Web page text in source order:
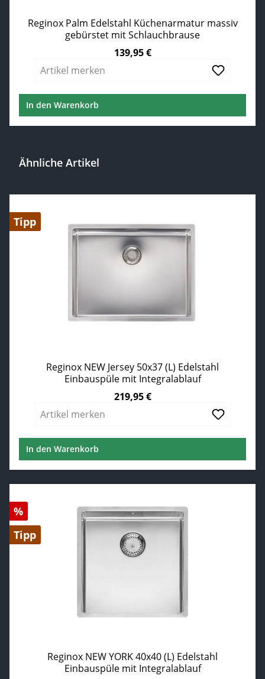
Reginox Palm Edelstahl Küchenarmatur massiv
gebürstet mit Schlauchbrause
139,95 €
Artikel merken
In den Warenkorb
Ähnliche Artikel
Tipp
Reginox NEW Jersey 50x37 (L) Edelstahl
Einbauspüle mit Integralablauf
219,95 €
Artikel merken
In den Warenkorb
Rabatt
%
Tipp
Reginox NEW YORK 40x40 (L) Edelstahl
Einbauspüle mit Integralablauf